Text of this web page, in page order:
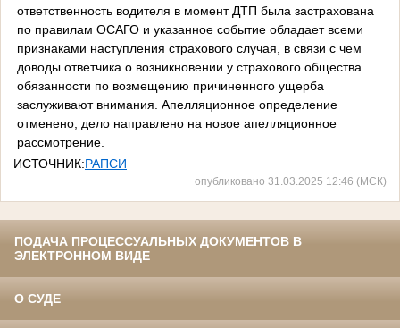
ответственность водителя в момент ДТП была застрахована
по правилам ОСАГО и указанное событие обладает всеми
признаками наступления страхового случая, в связи с чем
доводы ответчика о возникновении у страхового общества
обязанности по возмещению причиненного ущерба
заслуживают внимания. Апелляционное определение
отменено, дело направлено на новое апелляционное
рассмотрение.
ИСТОЧНИК:РАПСИ
опубликовано 31.03.2025 12:46 (МСК)
ПОДАЧА ПРОЦЕССУАЛЬНЫХ ДОКУМЕНТОВ В
ЭЛЕКТРОННОМ ВИДЕ
О СУДЕ